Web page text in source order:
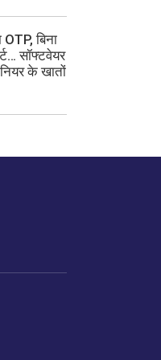
OTP, बिना
सॉफ्टवेयर
के खातों